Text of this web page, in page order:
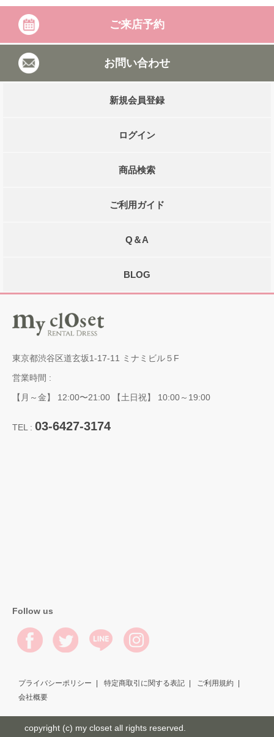
ご来店予約
お問い合わせ
新規会員登録
ログイン
商品検索
ご利用ガイド
Q＆A
BLOG
東京都渋谷区道玄坂1-17-11 ミナミビル５F
営業時間 :
【月～金】 12:00〜21:00 【土日祝】 10:00～19:00
TEL : 03-6427-3174
Follow us
プライバシーポリシー 特定商取引に関する表記
ご利用規約
会社概要
copyright (c) my closet all rights reserved.